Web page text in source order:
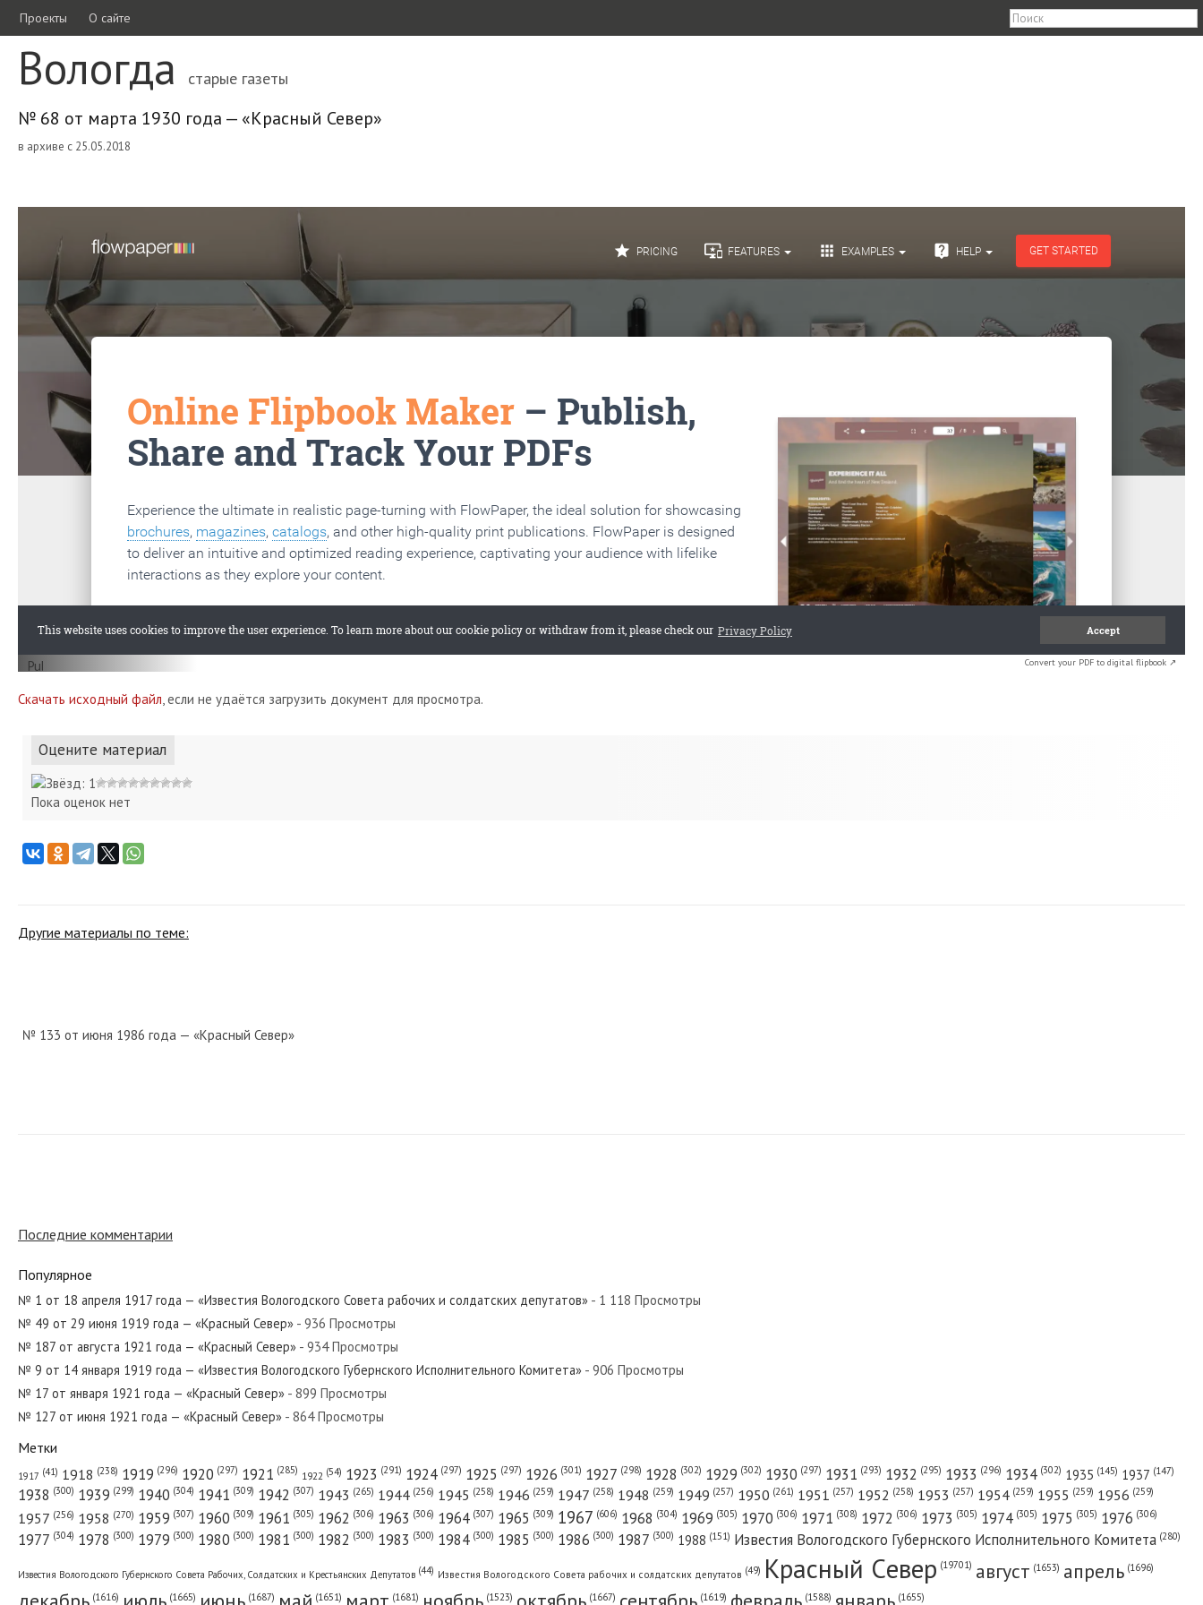
Проекты О сайте
Вологда старые газеты
№ 68 от марта 1930 года — «Красный Север»
в архиве с 25.05.2018
Convert your PDF to digital flipbook ↗
Скачать исходный файл, если не удаётся загрузить документ для просмотра.
Оцените материал
Пока оценок нет
Другие материалы по теме:
№ 133 от июня 1986 года — «Красный Север»
№ 297 от декабря 1967 года — «Красный Север»
№ 148 от июня 1980 года — «Красный Север»
№ 83 от апреля 1922 года — «Красный Север»
Последние комментарии
Популярное
№ 1 от 18 апреля 1917 года — «Известия Вологодского Совета рабочих и солдатских депутатов» - 1 118 Просмотры
№ 49 от 29 июня 1919 года — «Красный Север» - 936 Просмотры
№ 187 от августа 1921 года — «Красный Север» - 934 Просмотры
№ 9 от 14 января 1919 года — «Известия Вологодского Губернского Исполнительного Комитета» - 906 Просмотры
№ 17 от января 1921 года — «Красный Север» - 899 Просмотры
№ 127 от июня 1921 года — «Красный Север» - 864 Просмотры
Метки
1917 (41) 1918 (238) 1919 (296) 1920 (297) 1921 (285) 1922 (54) 1923 (291) 1924 (297) 1925 (297) 1926 (301) 1927 (298) 1928 (302) 1929 (302) 1930 (297) 1931 (293) 1932 (295) 1933 (296) 1934 (302) 1935 (145) 1937 (147)
1938 (300) 1939 (299) 1940 (304) 1941 (309) 1942 (307) 1943 (265) 1944 (256) 1945 (258) 1946 (259) 1947 (258) 1948 (259) 1949 (257) 1950 (261) 1951 (257) 1952 (258) 1953 (257) 1954 (259) 1955 (259) 1956 (259)
1957 (256) 1958 (270) 1959 (307) 1960 (309) 1961 (305) 1962 (306) 1963 (306) 1964 (307) 1965 (309) 1967 (606) 1968 (304) 1969 (305) 1970 (306) 1971 (308) 1972 (306) 1973 (305) 1974 (305) 1975 (305) 1976 (306)
1977 (304) 1978 (300) 1979 (300) 1980 (300) 1981 (300) 1982 (300) 1983 (300) 1984 (300) 1985 (300) 1986 (300) 1987 (300) 1988 (151) Известия Вологодского Губернского Исполнительного Комитета (280)
Известия Вологодского Губернского Совета Рабочих, Солдатских и Крестьянских Депутатов (44) Известия Вологодского Совета рабочих и солдатских депутатов (49) Красный Cевер (19701) август (1653) апрель (1696)
(1616) (1665) (1687) (1651) (1681) (1523) (1667) (1619) (1588) (1655)